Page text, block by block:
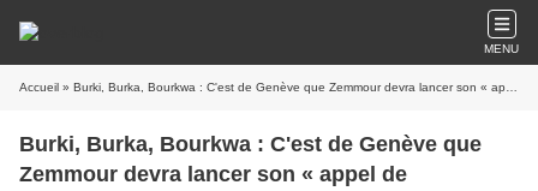
MENU
Accueil » Burki, Burka, Bourkwa : C'est de Genève que Zemmour devra lancer son « appel de Londres ».
Burki, Burka, Bourkwa : C'est de Genève que
Zemmour devra lancer son « appel de